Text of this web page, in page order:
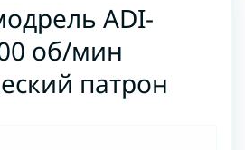
ADI-
об/мин
патрон